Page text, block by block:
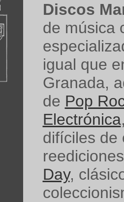
Discos
de música
igual que
Granada,
de Pop
Electrónica
difíciles de
Day,